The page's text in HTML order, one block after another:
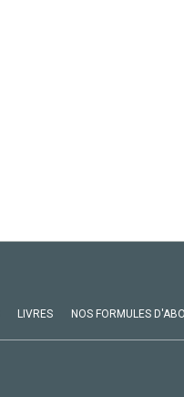
LIVRES NOS FORMULES